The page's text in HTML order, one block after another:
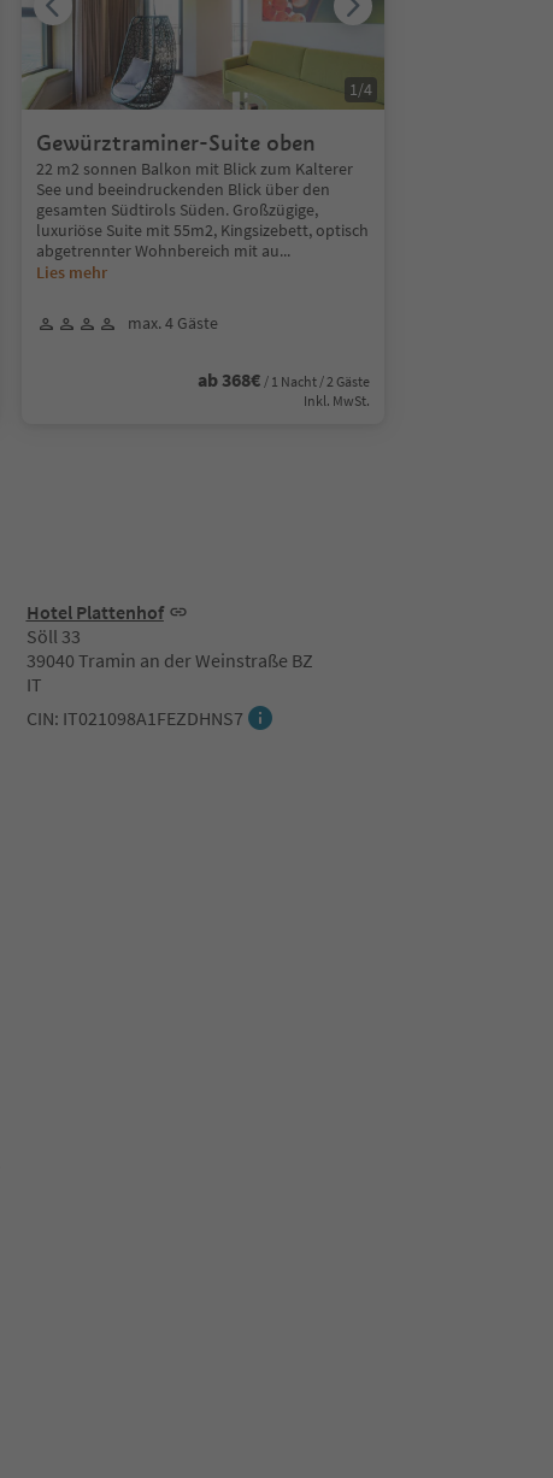
Gewürztraminer-Suite oben
22 m2 sonnen Balkon mit Blick zum Kalterer
See und beeindruckenden Blick über den
gesamten Südtirols Süden. Großzügige,
luxuriöse Suite mit 55m2, Kingsizebett, optisch
abgetrennter Wohnbereich mit au...
Lies mehr
max. 4 Gäste
ab 368€ / 1 Nacht / 2 Gäste
Inkl. MwSt.
1/4
Hotel Plattenhof
Söll 33
39040 Tramin an der Weinstraße BZ
IT
CIN: IT021098A1FEZDHNS7